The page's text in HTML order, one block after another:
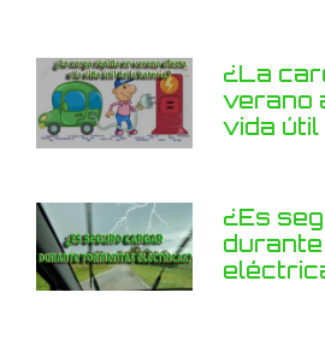
¿La
verano
vida útil
¿Es